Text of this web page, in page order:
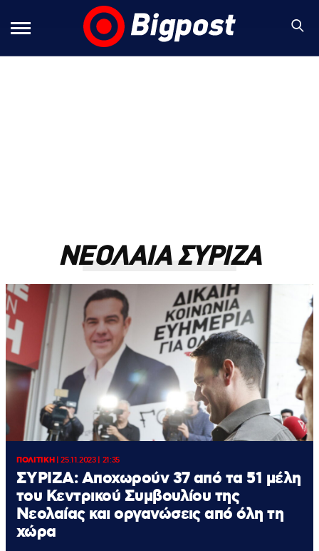
ΝΕΟΛΑΙΑ ΣΥΡΙΖΑ
ΠΟΛΙΤΙΚΗ|25.11.2023 | 21:35
ΣΥΡΙΖΑ: Αποχωρούν 37 από τα 51 μέλη
του Κεντρικού Συμβουλίου της
Νεολαίας και οργανώσεις από όλη τη
χώρα